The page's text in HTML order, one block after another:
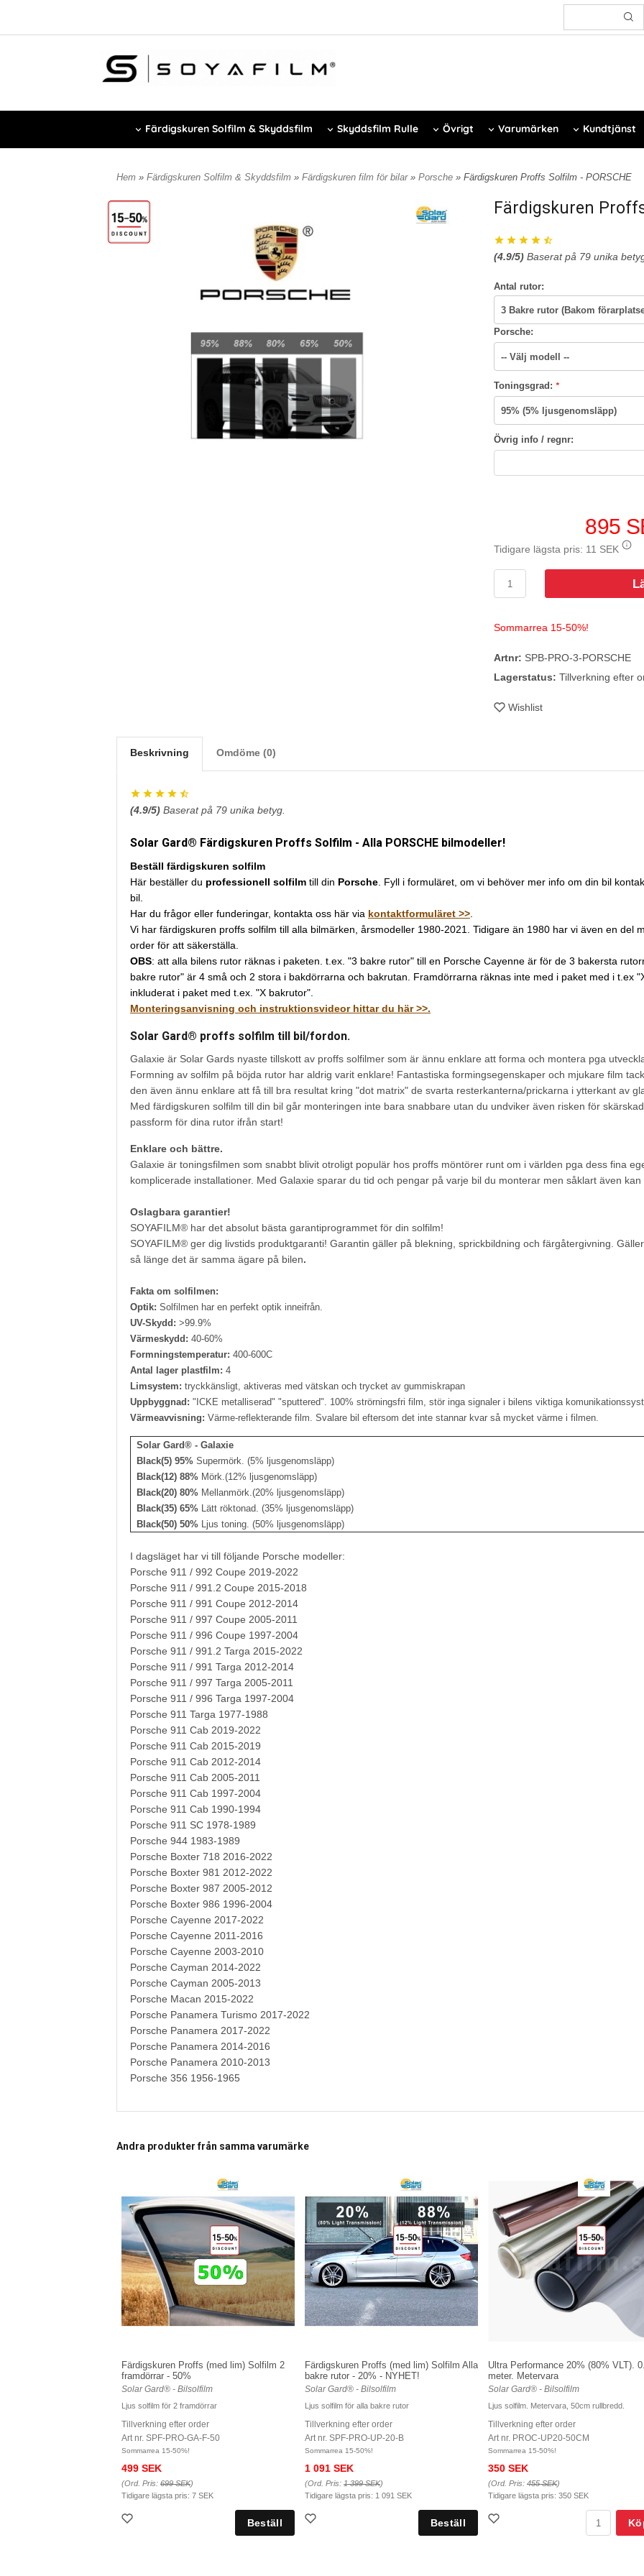
Färdigskuren Solfilm & Skyddsfilm Skyddsfilm Rulle Övrigt Varumärken Kundtjänst
Hem » Färdigskuren Solfilm & Skyddsfilm » Färdigskuren film för bilar » Porsche » Färdigskuren Proffs Solfilm - PORSCHE
Färdigskuren
(4.9/5) Baserat på 79 unika
Antal rutor:
Porsche:
Toningsgrad: *
Övrig info / regnr:
895
Tidigare lägsta pris: 11 SEK
Sommarrea 15-50%!
Artnr: SPB-PRO-3-PORSCHE
Lagerstatus: Tillverkning efter
Wishlist
Beskrivning Omdöme (0)
(4.9/5) Baserat på 79 unika betyg.
Solar Gard® Färdigskuren Proffs Solfilm - Alla PORSCHE bilmodeller!
Beställ färdigskuren solfilm
Här beställer du professionell solfilm till din Porsche . Fyll i formuläret, om vi behöver mer info om din bil
bil.
Har du frågor eller funderingar, kontakta oss här via kontaktformuläret >>
Vi har färdigskuren proffs solfilm till alla bilmärken, årsmodeller 1980-2021. Tidigare än 1980 har vi även en del
order för att säkerställa.
OBS: att alla bilens rutor räknas i paketen. t.ex. "3 bakre rutor" till en Porsche Cayenne är för de 3 bakersta
bakre rutor" är 4 små och 2 stora i bakdörrarna och bakrutan. Framdörrarna räknas inte med i paket med i t.ex
inkluderat i paket med t.ex. "X bakrutor".
Monteringsanvisning och instruktionsvideor hittar du här >>.
Solar Gard® proffs solfilm till bil/fordon.
Galaxie är Solar Gards nyaste tillskott av proffs solfilmer som är ännu enklare att forma och montera pga
Formning av solfilm på böjda rutor har aldrig varit enklare! Fantastiska formingsegenskaper och mjukare film
den även ännu enklare att få till bra resultat kring "dot matrix" de svarta resterkanterna/prickarna i ytterkant av
Med färdigskuren solfilm till din bil går monteringen inte bara snabbare utan du undviker även risken för
passform för dina rutor ifrån start!
Enklare och bättre.
Galaxie är toningsfilmen som snabbt blivit otroligt populär hos proffs möntörer runt om i världen pga dess fina
komplicerade installationer. Med Galaxie sparar du tid och pengar på varje bil du monterar men såklart även
Oslagbara garantier!
SOYAFILM® har det absolut bästa garantiprogrammet för din solfilm!
SOYAFILM® ger dig livstids produktgaranti! Garantin gäller på blekning, sprickbildning och färgåtergivning.
så länge det är samma ägare på bilen.
Fakta om solfilmen:
Optik: Solfilmen har en perfekt optik inneifrån.
UV-Skydd: >99.9%
Värmeskydd: 40-60%
Formningstemperatur: 400-600C
Antal lager plastfilm: 4
Limsystem: tryckkänsligt, aktiveras med vätskan och trycket av gummiskrapan
Uppbyggnad: "ICKE metalliserad" "sputtered". 100% strörningsfri film, stör inga signaler i bilens viktiga
Värmeavvisning: Värme-reflekterande film. Svalare bil eftersom det inte stannar kvar så mycket värme i filmen.
Solar Gard® - Galaxie
Black(5) 95% Supermörk. (5% ljusgenomsläpp)
Black(12) 88% Mörk.(12% ljusgenomsläpp)
Black(20) 80% Mellanmörk.(20% ljusgenomsläpp)
Black(35) 65% Lätt röktonad. (35% ljusgenomsläpp)
Black(50) 50% Ljus toning. (50% ljusgenomsläpp)
I dagsläget har vi till följande Porsche modeller:
Porsche 911 / 992 Coupe 2019-2022
Porsche 911 / 991.2 Coupe 2015-2018
Porsche 911 / 991 Coupe 2012-2014
Porsche 911 / 997 Coupe 2005-2011
Porsche 911 / 996 Coupe 1997-2004
Porsche 911 / 991.2 Targa 2015-2022
Porsche 911 / 991 Targa 2012-2014
Porsche 911 / 997 Targa 2005-2011
Porsche 911 / 996 Targa 1997-2004
Porsche 911 Targa 1977-1988
Porsche 911 Cab 2019-2022
Porsche 911 Cab 2015-2019
Porsche 911 Cab 2012-2014
Porsche 911 Cab 2005-2011
Porsche 911 Cab 1997-2004
Porsche 911 Cab 1990-1994
Porsche 911 SC 1978-1989
Porsche 944 1983-1989
Porsche Boxter 718 2016-2022
Porsche Boxter 981 2012-2022
Porsche Boxter 987 2005-2012
Porsche Boxter 986 1996-2004
Porsche Cayenne 2017-2022
Porsche Cayenne 2011-2016
Porsche Cayenne 2003-2010
Porsche Cayman 2014-2022
Porsche Cayman 2005-2013
Porsche Macan 2015-2022
Porsche Panamera Turismo 2017-2022
Porsche Panamera 2017-2022
Porsche Panamera 2014-2016
Porsche Panamera 2010-2013
Porsche 356 1956-1965
Andra produkter från samma varumärke
Färdigskuren Proffs (med lim) Solfilm 2
framdörrar - 50%
Solar Gard® - Bilsolfilm
Ljus solfilm för 2 framdörrar
Tillverkning efter order
Art nr. SPF-PRO-GA-F-50
Sommarrea 15-50%!
499 SEK
(Ord. Pris: 699 SEK)
Tidigare lägsta pris: 7 SEK
Färdigskuren Proffs (med lim) Solfilm Alla
bakre rutor - 20% - NYHET!
Solar Gard® - Bilsolfilm
Ljus solfilm för alla bakre rutor
Tillverkning efter order
Art nr. SPF-PRO-UP-20-B
Sommarrea 15-50%!
1 091 SEK
(Ord. Pris: 1 399 SEK)
Tidigare lägsta pris: 1 091 SEK
Ultra Performance 20% (80% VLT).
meter. Metervara
Solar Gard® - Bilsolfilm
Ljus solfilm. Metervara, 50cm rullbredd.
Tillverkning efter order
Art nr. PROC-UP20-50CM
Sommarrea 15-50%!
350 SEK
(Ord. Pris: 455 SEK)
Tidigare lägsta pris: 350 SEK